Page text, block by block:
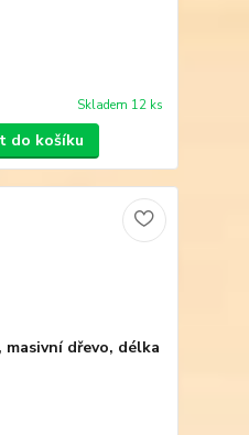
Skladem 12 ks
do košíku